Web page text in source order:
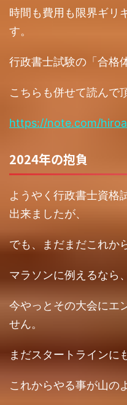
時間も費用も限界ギリ
す。
行政書士試験の「合格
こちらも併せて読んで
https://note.com/
2024年の抱負
ようやく行政書士資格
出来ましたが、
でも、まだまだこれか
マラソンに例えるなら、
今やっとその大会にエ
せん。
まだスタートラインに
これからやる事が山の